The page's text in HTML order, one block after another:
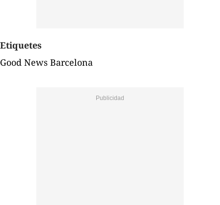
Etiquetes
Good News Barcelona